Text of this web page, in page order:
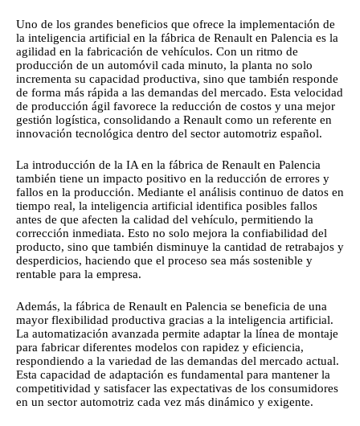
Uno de los grandes beneficios que ofrece la implementación de
la inteligencia artificial en la fábrica de Renault en Palencia es la
agilidad en la fabricación de vehículos. Con un ritmo de
producción de un automóvil cada minuto, la planta no solo
incrementa su capacidad productiva, sino que también responde
de forma más rápida a las demandas del mercado. Esta velocidad
de producción ágil favorece la reducción de costos y una mejor
gestión logística, consolidando a Renault como un referente en
innovación tecnológica dentro del sector automotriz español.
La introducción de la IA en la fábrica de Renault en Palencia
también tiene un impacto positivo en la reducción de errores y
fallos en la producción. Mediante el análisis continuo de datos en
tiempo real, la inteligencia artificial identifica posibles fallos
antes de que afecten la calidad del vehículo, permitiendo la
corrección inmediata. Esto no solo mejora la confiabilidad del
producto, sino que también disminuye la cantidad de retrabajos y
desperdicios, haciendo que el proceso sea más sostenible y
rentable para la empresa.
Además, la fábrica de Renault en Palencia se beneficia de una
mayor flexibilidad productiva gracias a la inteligencia artificial.
La automatización avanzada permite adaptar la línea de montaje
para fabricar diferentes modelos con rapidez y eficiencia,
respondiendo a la variedad de las demandas del mercado actual.
Esta capacidad de adaptación es fundamental para mantener la
competitividad y satisfacer las expectativas de los consumidores
en un sector automotriz cada vez más dinámico y exigente.